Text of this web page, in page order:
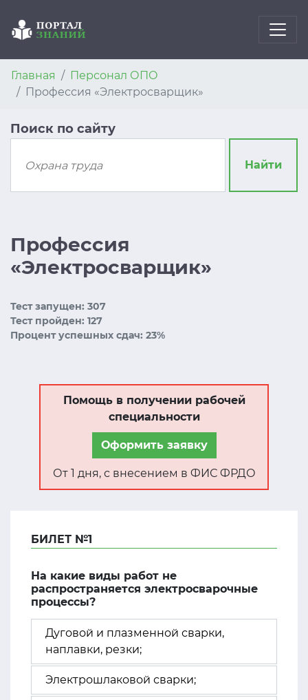
Главная
Персонал ОПО
Профессия «Электросварщик»
Поиск по сайту
Найти
Профессия
«Электросварщик»
Тест запущен: 307
Тест пройден: 127
Процент успешных сдач: 23%
Помощь в получении рабочей
специальности
Оформить заявку
От 1 дня, с внесением в ФИС ФРДО
БИЛЕТ №1
На какие виды работ не
распространяется электросварочные
процессы?
Дуговой и плазменной сварки,
наплавки, резки;
Электрошлаковой сварки;